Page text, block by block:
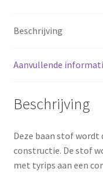
Beschrijving
Aanvullende
Beschrijving
Deze baan stof
constructie. De stof
met tyrips aan een